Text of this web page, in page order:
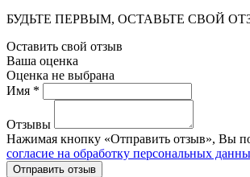
БУДЬТЕ ПЕРВЫМ, ОСТАВЬТЕ СВОЙ
Оставить свой отзыв
Ваша оценка
Оценка не выбрана
Имя *
Отзывы
Нажимая кнопку «Отправить отзыв», Вы
согласие на обработку персональных
Отправить отзыв